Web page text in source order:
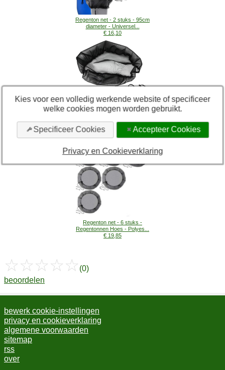
Regenton net - 2 stuks - 95cm
diameter - Universel...
€ 16,10
Regentonafdekking - Polyester
- Verstelbaar - Fijn...
€ 34,95
Regenton net - 6 stuks -
Regentonnen Hoes - Polyes...
€ 19,85
☆☆☆☆☆ (0)
beoordelen
bewerk cookie-instellingen
privacy en cookieverklaring
algemene voorwaarden
sitemap
rss
over
Kies voor een volledig werkende website of specificeer
welke cookies mogen worden gebruikt.
Specificeer Cookies Accepteer Cookies
Privacy en Cookieverklaring